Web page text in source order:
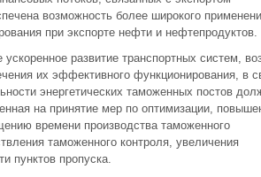
возможность более широкого
при экспорте нефти и нефтепродуктов.
развитие транспортных систем,
их эффективного функционирования, в
энергетических таможенных постов
на принятие мер по оптимизации,
времени производства таможенного
таможенного контроля, увеличения
пунктов пропуска.